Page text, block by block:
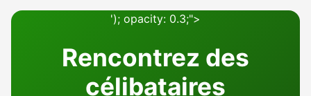
'); opacity: 0.3;">
Rencontrez des
célibataires